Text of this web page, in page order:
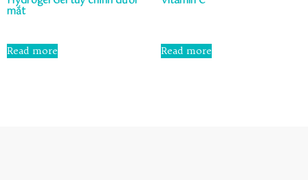
mắt
0
out
Read more
out
of
5
Read more